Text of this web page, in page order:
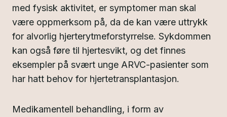
med fysisk aktivitet, er symptomer man skal
være oppmerksom på, da de kan være uttrykk
for alvorlig hjerterytmeforstyrrelse. Sykdommen
kan også føre til hjertesvikt, og det finnes
eksempler på svært unge ARVC-pasienter som
har hatt behov for hjertetransplantasjon.
Medikamentell behandling, i form av